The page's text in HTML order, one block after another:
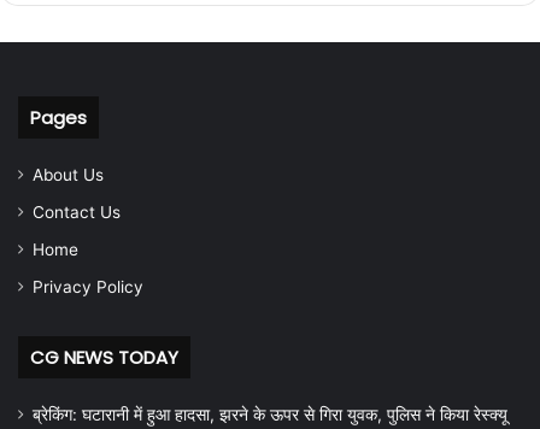
Pages
About Us
Contact Us
Home
Privacy Policy
CG NEWS TODAY
ब्रेकिंग: घटारानी में हुआ हादसा, झरने के ऊपर से गिरा युवक, पुलिस ने किया रेस्क्यू